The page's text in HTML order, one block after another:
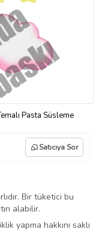
Pasta Süsleme
Satıcıya Sor
Bir tüketici bu
alabilir.
yapma hakkını saklı